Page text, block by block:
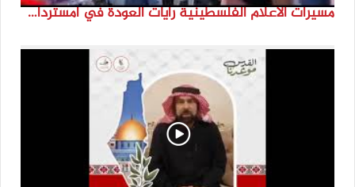
مسيرات الاعلام الفلسطينية رايات العودة في امستردام #النكبة74 #انتماء2022 #القدس_موعدنا